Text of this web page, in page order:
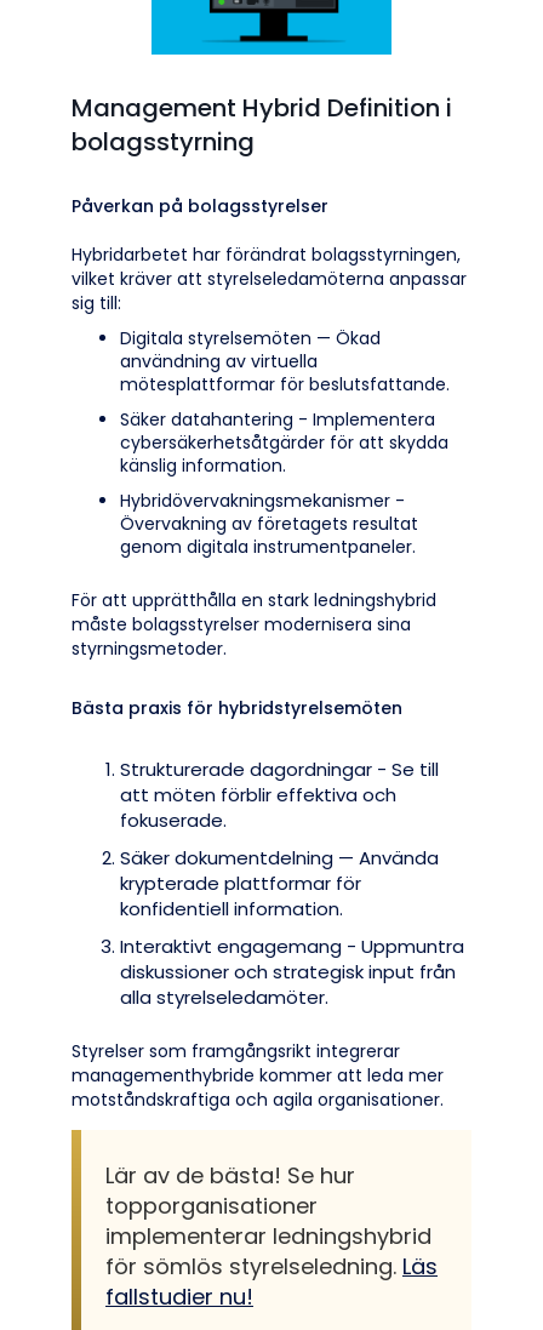
Management Hybrid Definition i
bolagsstyrning
Påverkan på bolagsstyrelser
Hybridarbetet har förändrat bolagsstyrningen,
vilket kräver att styrelseledamöterna anpassar
sig till:
Digitala styrelsemöten — Ökad
användning av virtuella
mötesplattformar för beslutsfattande.
Säker datahantering - Implementera
cybersäkerhetsåtgärder för att skydda
känslig information.
Hybridövervakningsmekanismer -
Övervakning av företagets resultat
genom digitala instrumentpaneler.
För att upprätthålla en stark ledningshybrid
måste bolagsstyrelser modernisera sina
styrningsmetoder.
Bästa praxis för hybridstyrelsemöten
Strukturerade dagordningar - Se till
att möten förblir effektiva och
fokuserade.
Säker dokumentdelning — Använda
krypterade plattformar för
konfidentiell information.
Interaktivt engagemang - Uppmuntra
diskussioner och strategisk input från
alla styrelseledamöter.
Styrelser som framgångsrikt integrerar
managementhybride kommer att leda mer
motståndskraftiga och agila organisationer.
Lär av de bästa! Se hur
topporganisationer
implementerar ledningshybrid
för sömlös styrelseledning. Läs
fallstudier nu!